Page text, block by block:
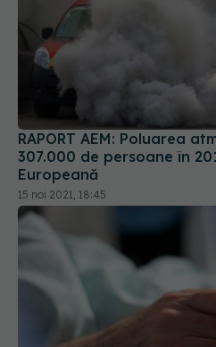
RAPORT AEM: Poluarea
307.000 de persoane în
Europeană
15 noi 2021, 18:45